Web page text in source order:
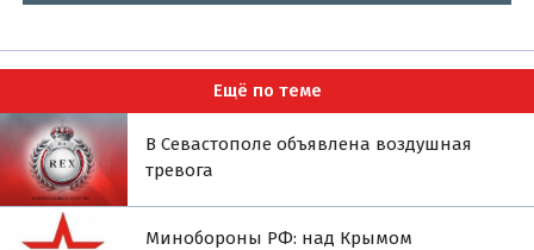
Ещё по теме
В Севастополе объявлена воздушная
тревога
Минобороны РФ: над Крымом